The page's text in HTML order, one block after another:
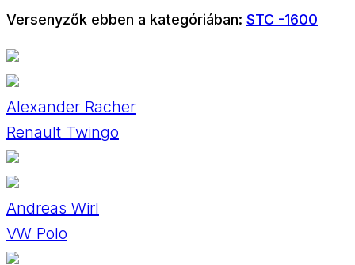
Versenyzők ebben a kategóriában: STC -1600
Alexander Racher
Renault Twingo
Andreas Wirl
VW Polo